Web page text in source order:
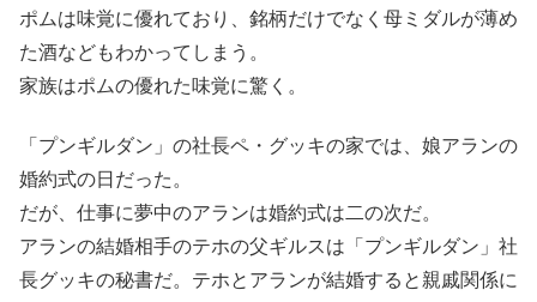
ポムは味覚に優れており、銘柄だけでなく母ミダルが薄め
た酒などもわかってしまう。
家族はポムの優れた味覚に驚く。
「プンギルダン」の社長ペ・グッキの家では、娘アランの
婚約式の日だった。
だが、仕事に夢中のアランは婚約式は二の次だ。
アランの結婚相手のテホの父ギルスは「プンギルダン」社
長グッキの秘書だ。テホとアランが結婚すると親戚関係に